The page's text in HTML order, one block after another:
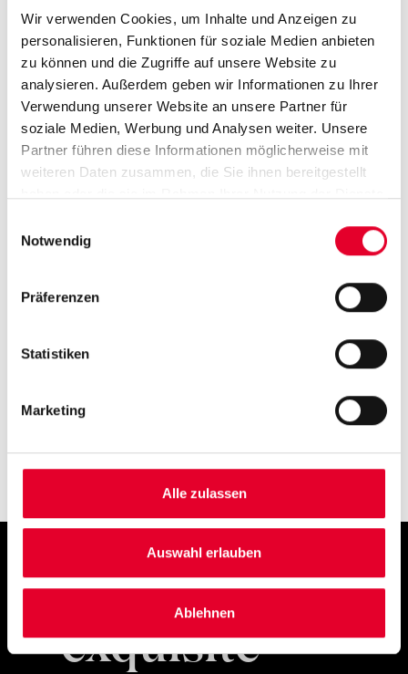
Wir verwenden Cookies, um Inhalte und Anzeigen zu
personalisieren, Funktionen für soziale Medien anbieten
zu können und die Zugriffe auf unsere Website zu
analysieren. Außerdem geben wir Informationen zu Ihrer
Verwendung unserer Website an unsere Partner für
soziale Medien, Werbung und Analysen weiter. Unsere
Partner führen diese Informationen möglicherweise mit
weiteren Daten zusammen, die Sie ihnen bereitgestellt
Notwendig
Präferenzen
Statistiken
Marketing
Alle zulassen
Auswahl erlauben
Ablehnen
Diese Technologie wurde auch in den neuen
Mistral+ Touch
integriert, ein Automat, der sich an
alle Arten von Produkten und Standorten anpassen
kann und nun mit allen Funktionen des Touch
Panels ausgestattet ist.
Die Azkoyen präsentiert den
neuen, kompakten Vitr...
Die Automaten von Azkoyen
verarbeiten Kaffee am Mu...
Simply
exquisite